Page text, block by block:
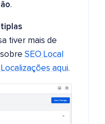
.
tiver mais de
SEO Local
aqui.